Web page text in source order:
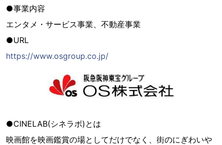
●事業内容
エンタメ・サービス事業、不動産事業
●URL
https://www.osgroup.co.jp/
●CINELAB(シネラボ)とは
映画館を映画鑑賞の場としてだけでなく、街のにぎわいや